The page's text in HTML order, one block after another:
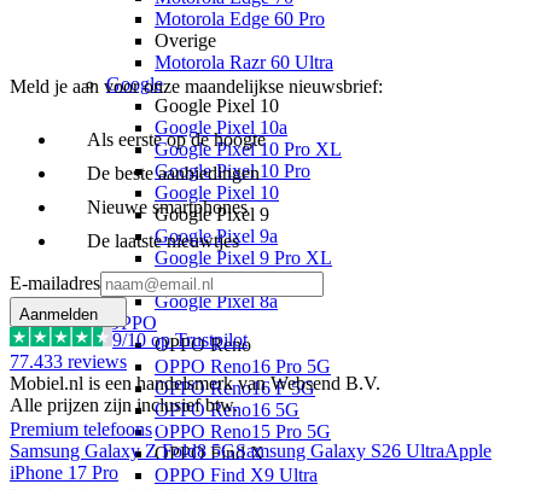
Motorola Edge 60 Pro
Overige
Motorola Razr 60 Ultra
Google
Google Pixel 10
Google Pixel 10a
Google Pixel 10 Pro XL
Google Pixel 10 Pro
Google Pixel 10
Google Pixel 9
Google Pixel 9a
Google Pixel 9 Pro XL
Overige
Google Pixel 8a
OPPO
OPPO Reno
OPPO Reno16 Pro 5G
OPPO Reno16 F 5G
OPPO Reno16 5G
OPPO Reno15 Pro 5G
OPPO Find X
OPPO Find X9 Ultra
Meld je aan voor onze maandelijkse nieuwsbrief:
Als eerste op de hoogte
De beste aanbiedingen
Nieuwe smartphones
De laatste nieuwtjes
E-mailadres
Aanmelden
9/10 op Trustpilot
77.433 reviews
Mobiel.nl is een handelsmerk van Websend B.V.
Alle prijzen zijn inclusief btw.
Premium telefoons
Samsung Galaxy Z Fold8 5GSamsung Galaxy S26 UltraApple
iPhone 17 Pro